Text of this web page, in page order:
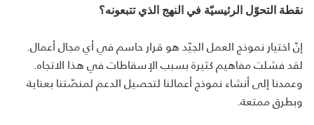
نقطة التحوّل الرئيسيّة في النهج الذي تتبعونه؟
إنّ اختيار نموذج العمل الجيّد هو قرار حاسم في أي مجال أعمال.
لقد فشلت مفاهيم كثيرة بسبب الإسقاطات في هذا الاتجاه.
وعمدنا إلى أنشاء نموذج أعمالنا لتحصيل الدعم لمنصّتنا بعناية
وبطرق ممتعة.